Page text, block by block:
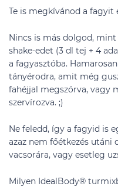
Te is megkívánod a fagyit
Nincs is más dolgod,
shake-edet (3 dl tej + 4
a fagyasztóba.
tányérodra, amit még
fahéjjal megszórva, vagy
szervírozva. ;)
Ne feledd, így a fagyid is
azaz nem főétkezés utáni
vacsorára, vagy esetleg
Milyen IdealBody®